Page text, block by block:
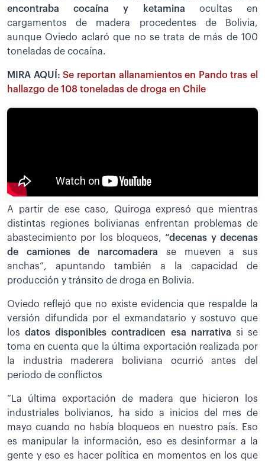
encontraba cocaína y ketamina ocultas en
cargamentos de madera procedentes de Bolivia,
aunque Oviedo aclaró que no se trata de más de 100
toneladas de cocaína.
MIRA AQUÍ:Se reportan allanamientos en Pando tras el
hallazgo de 108 toneladas de droga en Chile
A partir de ese caso, Quiroga expresó que mientras
distintas regiones bolivianas enfrentan problemas de
abastecimiento por los bloqueos,“decenas y decenas
de camiones de narcomadera se mueven a sus
anchas”, apuntando también a la capacidad de
producción y tránsito de droga en Bolivia.
Oviedo reflejó que no existe evidencia que respalde la
versión difundida por el exmandatario y sostuvo que
losdatos disponibles contradicen esa narrativa si se
toma en cuenta que la última exportación realizada por
la industria maderera boliviana ocurrió antes del
periodo de conflictos
“La última exportación de madera que hicieron los
industriales bolivianos, ha sido a inicios del mes de
mayo cuando no había bloqueos en nuestro país. Eso
es manipular la información, eso es desinformar a la
gente y eso es hacer política en momentos en los que